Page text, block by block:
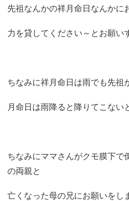
先祖なんかの祥月命日なんかに
力を貸してください～とお願い
ちなみに祥月命日は雨でも先祖
月命日は雨降ると降りてこない
ちなみにママさんがクモ膜下で
の両親と
亡くなった母の兄にお願いをし